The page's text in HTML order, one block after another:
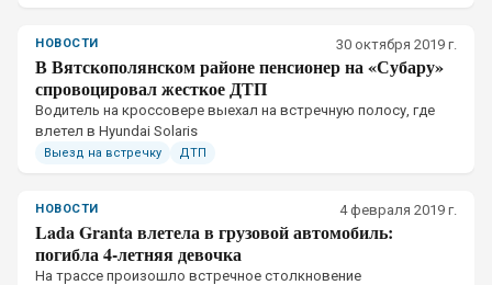
НОВОСТИ 30 октября 2019 г.
В Вятскополянском районе пенсионер на «Субару»
спровоцировал жесткое ДТП
​Водитель на кроссовере выехал на встречную полосу, где
влетел в Hyundai Solaris
Выезд на встречку ДТП
НОВОСТИ 4 февраля 2019 г.
Lada Granta влетела в грузовой автомобиль:
погибла 4-летняя девочка
​На трассе произошло встречное столкновение